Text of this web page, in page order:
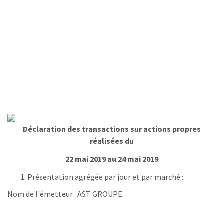
Déclaration des transactions sur actions propres
réalisées du
22 mai 2019 au 24 mai 2019
Présentation agrégée par jour et par marché :
Nom de l'émetteur : AST GROUPE